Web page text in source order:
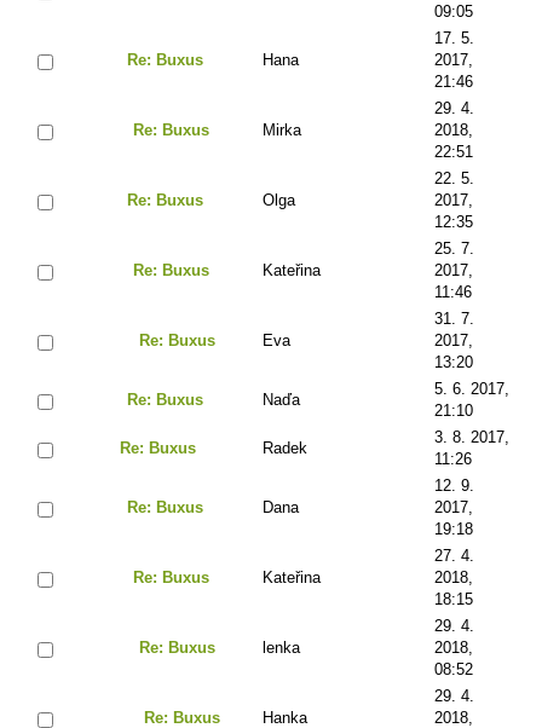
09:05
Re: Buxus Hana
17. 5.
2017,
21:46
Re: Buxus Mirka
29. 4.
2018,
22:51
Re: Buxus Olga
22. 5.
2017,
12:35
Re: Buxus Kateřina
25. 7.
2017,
11:46
Re: Buxus Eva
31. 7.
2017,
13:20
Re: Buxus Naďa
5. 6. 2017,
21:10
Re: Buxus Radek
3. 8. 2017,
11:26
Re: Buxus Dana
12. 9.
2017,
19:18
Re: Buxus Kateřina
27. 4.
2018,
18:15
Re: Buxus lenka
29. 4.
2018,
08:52
Re: Buxus Hanka
29. 4.
2018,